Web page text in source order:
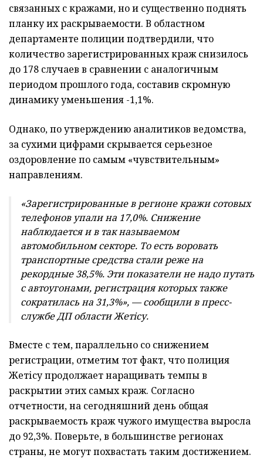
связанных с кражами, но и существенно поднять
планку их раскрываемости. В областном
департаменте полиции подтвердили, что
количество зарегистрированных краж снизилось
до 178 случаев в сравнении с аналогичным
периодом прошлого года, составив скромную
динамику уменьшения -1,1%.
Однако, по утверждению аналитиков ведомства,
за сухими цифрами скрывается серьезное
оздоровление по самым «чувствительным»
направлениям.
«Зарегистрированные в регионе кражи сотовых
телефонов упали на 17,0%. Снижение
наблюдается и в так называемом
автомобильном секторе. То есть воровать
транспортные средства стали реже на
рекордные 38,5%. Эти показатели не надо путать
с автоугонами, регистрация которых также
сократилась на 31,3%», — сообщили в пресс-
службе ДП области Жетiсу.
Вместе с тем, параллельно со снижением
регистрации, отметим тот факт, что полиция
Жетісу продолжает наращивать темпы в
раскрытии этих самых краж. Согласно
отчетности, на сегодняшний день общая
раскрываемость краж чужого имущества выросла
до 92,3%. Поверьте, в большинстве регионах
страны, не могут похвастать таким достижением.